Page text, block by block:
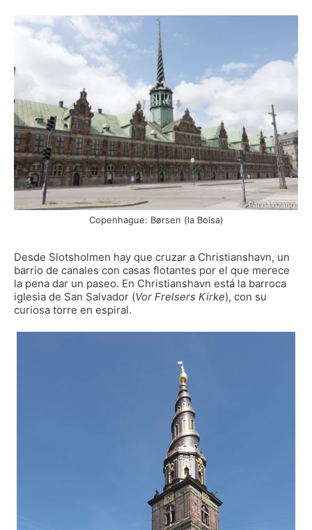
Copenhague: Børsen (la Bolsa)
Desde Slotsholmen hay que cruzar a Christianshavn, un
barrio de canales con casas flotantes por el que merece
la pena dar un paseo. En Christianshavn está la barroca
iglesia de San Salvador (Vor Frelsers Kirke), con su
curiosa torre en espiral.